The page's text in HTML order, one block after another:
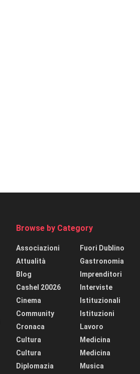
Browse by Category
Associazioni
Attualità
Blog
Cashel 20026
Cinema
Community
Cronaca
Cultura
Cultura
Diplomazia
Fuori Dublino
Gastronomia
Imprenditori
Interviste
Istituzionali
Istituzioni
Lavoro
Medicina
Medicina
Musica